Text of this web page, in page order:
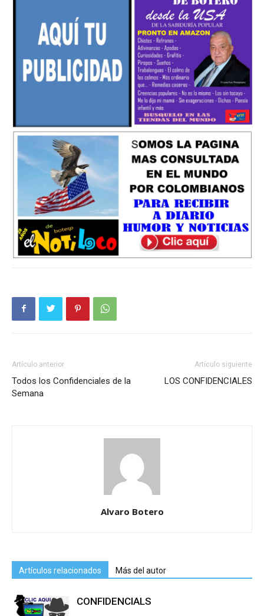
Artículo anterior
Todos los Confidenciales de la
Semana
Artículo siguiente
LOS CONFIDENCIALES
Alvaro Botero
Artículos relacionados Más del autor
CONFIDENCIALS